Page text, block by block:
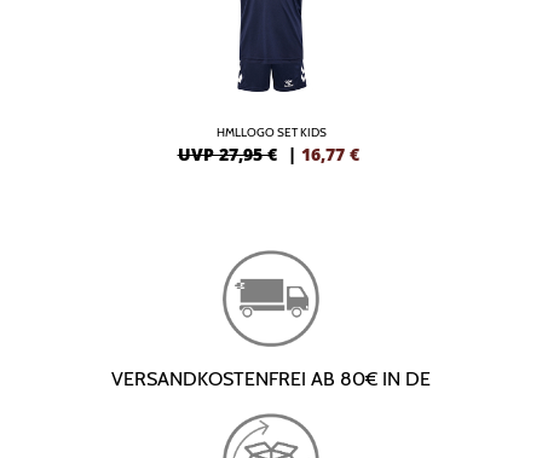
HMLLOGO SET KIDS
UVP 27,95 € | 16,77 €
VERSANDKOSTENFREI AB 80€ IN DE